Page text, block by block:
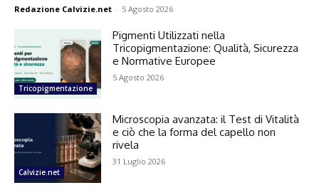
Redazione Calvizie.net - 5 Agosto 2026
Tricopigmentazione
Pigmenti Utilizzati nella
Tricopigmentazione: Qualità, Sicurezza
e Normative Europee
5 Agosto 2026
Calvizie.net
Microscopia avanzata: il Test di Vitalità
e ciò che la forma del capello non
rivela
31 Luglio 2026